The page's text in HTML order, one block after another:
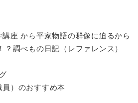
座 から平家物語の群像に迫るから
？調べもの日記（レファレンス）
）のおすすめ本